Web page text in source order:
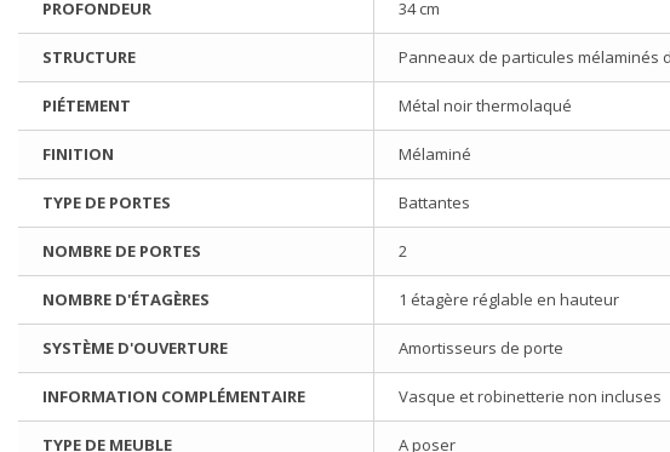
PROFONDEUR 34 cm
STRUCTURE Panneaux de particules mélaminés
PIÉTEMENT Métal noir thermolaqué
FINITION Mélaminé
TYPE DE PORTES Battantes
NOMBRE DE PORTES 2
NOMBRE D'ÉTAGÈRES 1 étagère réglable en hauteur
SYSTÈME D'OUVERTURE Amortisseurs de porte
INFORMATION COMPLÉMENTAIRE Vasque et robinetterie non incluses
TYPE DE MEUBLE A poser